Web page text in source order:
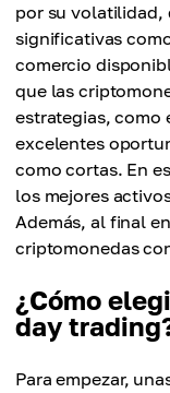
por su volatilidad,
significativas
comercio
que las
estrategias, como
excelentes
como cortas. En
los mejores
Además, al final
criptomonedas
¿Cómo
day
Para empezar,